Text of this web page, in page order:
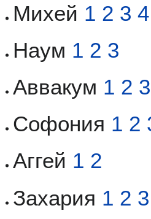
Михей 1 2 3 4
Наум 1 2 3
Аввакум 1 2 3
Софония 1 2
Аггей 1 2
Захария 1 2 3